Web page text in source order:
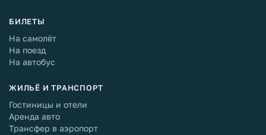
БИЛЕТЫ
На самолёт
На поезд
На автобус
ЖИЛЬЁ И ТРАНСПОРТ
Гостиницы и отели
Аренда авто
Трансфер в аэропорт